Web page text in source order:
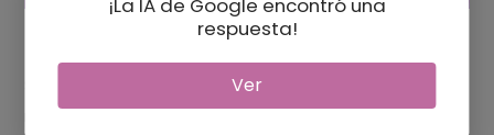
7. ¿Puedo mezclar manzanilla y anís por mi cuenta?
Sí, puedes agregar semillas de anís a tu infusión de
¡La IA de Google encontró una
respuesta!
Ver